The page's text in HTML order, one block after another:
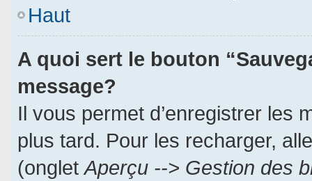
Haut
A quoi sert le bouton
message?
Il vous permet d’enregistrer les
plus tard. Pour les recharger,
(ongletAperçu --> Gestion des